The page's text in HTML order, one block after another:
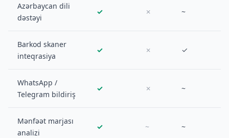
Azərbaycan dili
dəstəyi
✓ ✗ ~
Barkod skaner
inteqrasiya
✓ ✗ ✓
WhatsApp /
Telegram bildiriş
✓ ✗ ~
Mənfəət marjası
analizi
✓ ~ ~